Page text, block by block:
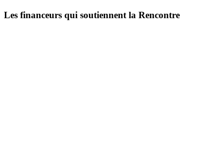
Les financeurs qui soutiennent la Rencontre